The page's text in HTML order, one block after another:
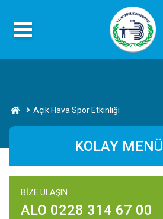
Açık Hava Spor Etkinliği
KOLAY MENÜ
BİZE ULAŞIN
ALO 0228 314 67 00